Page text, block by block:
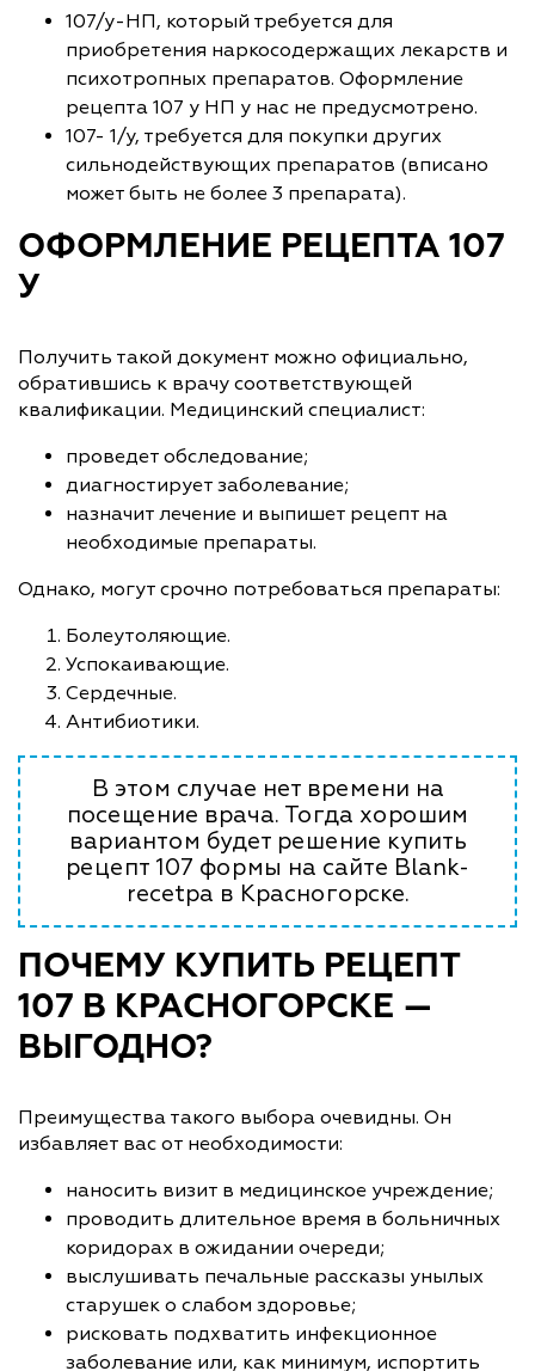
107/у-НП, который требуется для
приобретения наркосодержащих лекарств и
психотропных препаратов. Оформление
рецепта 107 у НП у нас не предусмотрено.
107- 1/у, требуется для покупки других
сильнодействующих препаратов (вписано
может быть не более 3 препарата).
ОФОРМЛЕНИЕ РЕЦЕПТА 107
У
Получить такой документ можно официально,
обратившись к врачу соответствующей
квалификации. Медицинский специалист:
проведет обследование;
диагностирует заболевание;
назначит лечение и выпишет рецепт на
необходимые препараты.
Однако, могут срочно потребоваться препараты:
Болеутоляющие.
Успокаивающие.
Сердечные.
Антибиотики.
В этом случае нет времени на
посещение врача. Тогда хорошим
вариантом будет решение купить
рецепт 107 формы на сайте Blank-
recetpa в Красногорске.
ПОЧЕМУ КУПИТЬ РЕЦЕПТ
107 В КРАСНОГОРСКЕ —
ВЫГОДНО?
Преимущества такого выбора очевидны. Он
избавляет вас от необходимости:
наносить визит в медицинское учреждение;
проводить длительное время в больничных
коридорах в ожидании очереди;
выслушивать печальные рассказы унылых
старушек о слабом здоровье;
рисковать подхватить инфекционное
заболевание или, как минимум, испортить